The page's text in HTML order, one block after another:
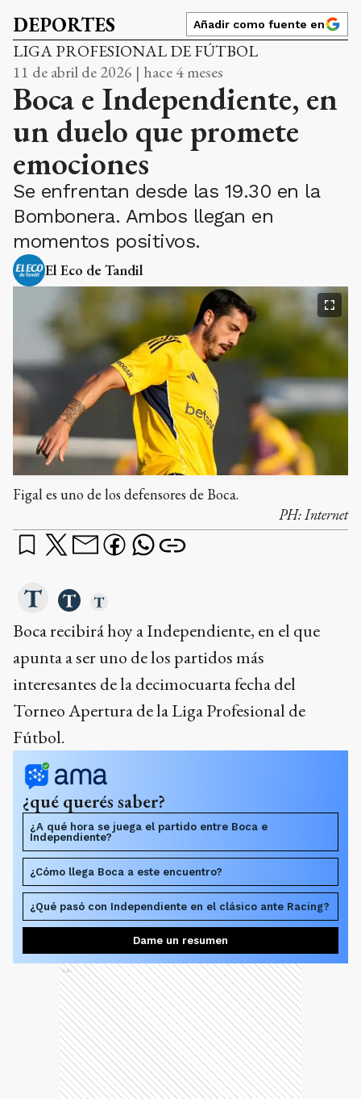
DEPORTES Añadir como fuente en
LIGA PROFESIONAL DE FÚTBOL
11 de abril de 2026 | hace 4 meses
Boca e Independiente, en
un duelo que promete
emociones
Se enfrentan desde las 19.30 en la
Bombonera. Ambos llegan en
momentos positivos.
El Eco de Tandil
Figal es uno de los defensores de Boca.
PH:Internet
Boca recibirá hoy a Independiente, en el que
apunta a ser uno de los partidos más
interesantes de la decimocuarta fecha del
Torneo Apertura de la Liga Profesional de
Fútbol.
¿qué querés saber?
¿A qué hora se juega el partido entre Boca e
Independiente?
¿Cómo llega Boca a este encuentro?
¿Qué pasó con Independiente en el clásico ante Racing?
Dame un resumen
Ads